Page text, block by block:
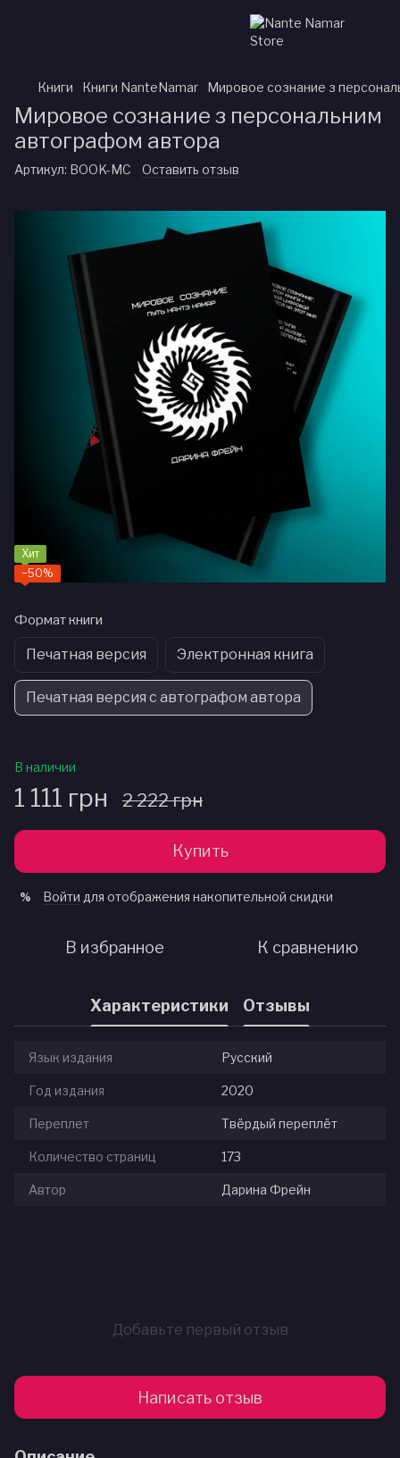
Книги Книги NanteNamar Мировое сознание з
Мировое сознание з персональним
автографом автора
Артикул: BOOK-MC Оставить отзыв
Хит
−50%
Формат книги
Печатная версия Электронная книга
Печатная версия с автографом автора
В наличии
1 111 грн 2 222 грн
Купить
% Войти для отображения накопительной скидки
В избранное К сравнению
Характеристики Отзывы
Язык издания Русский
Год издания 2020
Переплет Твёрдый переплёт
Количество страниц 173
Автор Дарина Фрейн
Добавьте первый отзыв
Написать отзыв